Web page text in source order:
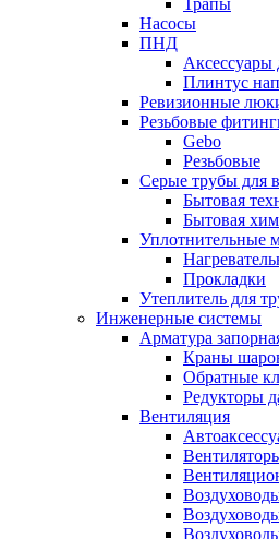
Трапы
Насосы
ПНД
Аксессуары
Плинтус
Ревизионные
Резьбовые
Gebo
Резьбовые
Серые трубы для
Бытовая
Бытовая
Уплотнительные
Прокладки
Утеплитель для
Инженерные системы
Арматура
Краны
Обратные
Редукторы
Вентиляция